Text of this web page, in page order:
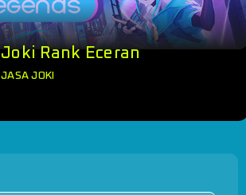
Joki Rank Eceran
JASA JOKI